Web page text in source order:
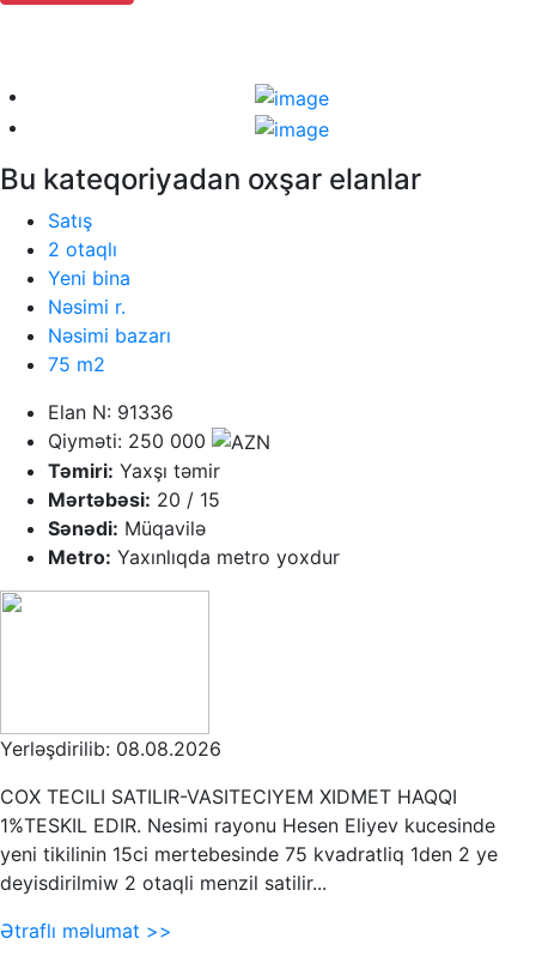
Bu kateqoriyadan oxşar elanlar
Satış
2 otaqlı
Yeni bina
Nəsimi r.
Nəsimi bazarı
75 m2
Elan N: 91336
Qiyməti: 250 000
Təmiri: Yaxşı təmir
Mərtəbəsi: 20 / 15
Sənədi: Müqavilə
Metro: Yaxınlıqda metro yoxdur
Yerləşdirilib: 08.08.2026
COX TECILI SATILIR-VASITECIYEM XIDMET HAQQI
1%TESKIL EDIR. Nesimi rayonu Hesen Eliyev kucesinde
yeni tikilinin 15ci mertebesinde 75 kvadratliq 1den 2 ye
deyisdirilmiw 2 otaqli menzil satilir...
Ətraflı məlumat >>